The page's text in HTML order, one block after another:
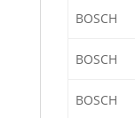
BOSCH
BOSCH
BOSCH